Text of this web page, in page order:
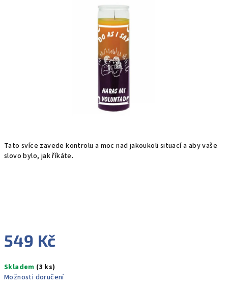
Tato svíce zavede kontrolu a moc nad jakoukoli situací a aby vaše
slovo bylo, jak říkáte.
549 Kč
cena:
Skladem (3 ks)
Možnosti doručení